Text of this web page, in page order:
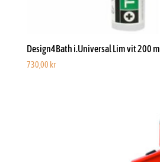
Design4Bath i.Universal Lim vit 200 ml
730,00 kr